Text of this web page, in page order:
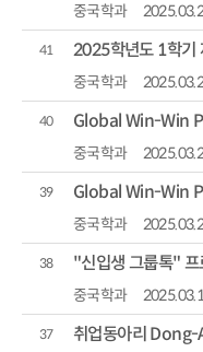
중국학과
41 2025학년도 1학기
중국학과
40
중국학과
39
중국학과
38 "신입생 그룹톡" 프
중국학과
37 취업동아리